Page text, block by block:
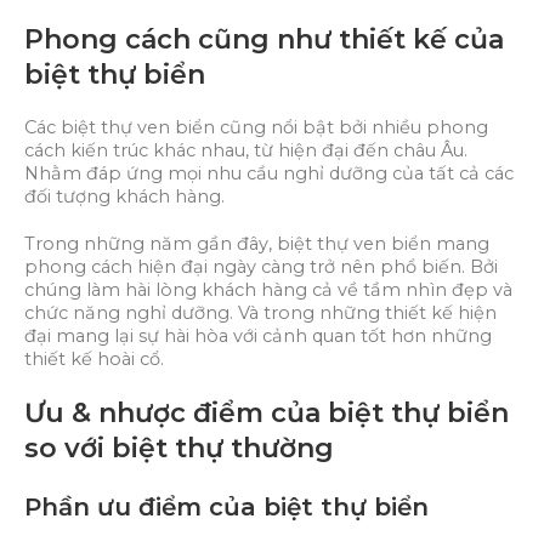
Phong cách cũng như thiết kế của
biệt thự biển
Các biệt thự ven biển cũng nổi bật bởi nhiều phong
cách kiến ​​trúc khác nhau, từ hiện đại đến châu Âu.
Nhằm đáp ứng mọi nhu cầu nghỉ dưỡng của tất cả các
đối tượng khách hàng.
Trong những năm gần đây, biệt thự ven biển mang
phong cách hiện đại ngày càng trở nên phổ biến. Bởi
chúng làm hài lòng khách hàng cả về tầm nhìn đẹp và
chức năng nghỉ dưỡng. Và trong những thiết kế hiện
đại mang lại sự hài hòa với cảnh quan tốt hơn những
thiết kế hoài cổ.
Ưu & nhược điểm của biệt thự biển
so với biệt thự thường
Phần ưu điểm của biệt thự biển